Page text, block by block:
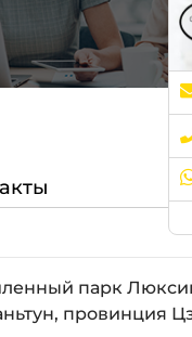
парк
провинция